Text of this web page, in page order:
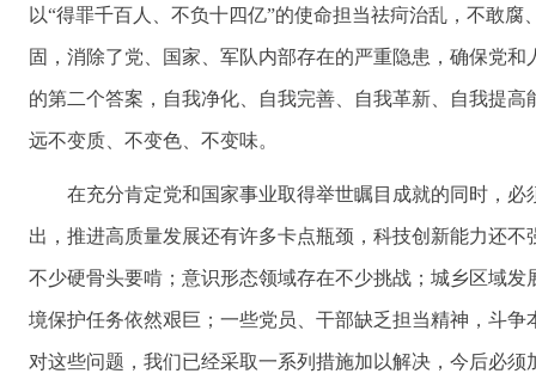
以“得罪千百人、不负十四亿”的使命担当祛疴治乱，不敢
固，消除了党、国家、军队内部存在的严重隐患，确保党
的第二个答案，自我净化、自我完善、自我革新、自我提
远不变质、不变色、不变味。
在充分肯定党和国家事业取得举世瞩目成就的同时，
出，推进高质量发展还有许多卡点瓶颈，科技创新能力还
不少硬骨头要啃；意识形态领域存在不少挑战；城乡区域
境保护任务依然艰巨；一些党员、干部缺乏担当精神，斗
对这些问题，我们已经采取一系列措施加以解决，今后必须